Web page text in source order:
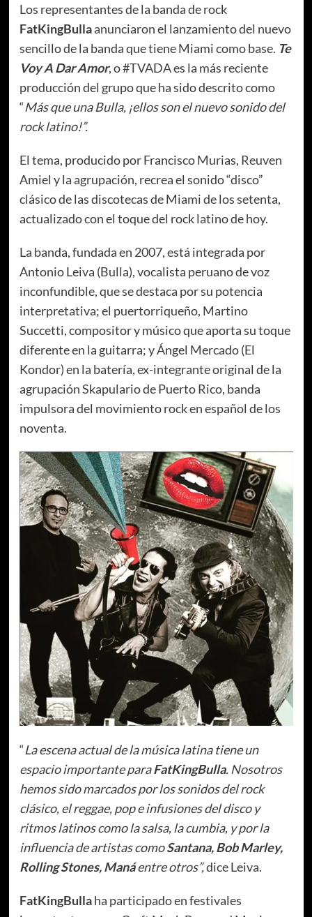
Los representantes de la banda de rock
FatKingBullaanunciaron el lanzamiento del nuevo
sencillo de la banda que tiene Miami como base. Te
Voy A Dar Amor, o #TVADA es la más reciente
producción del grupo que ha sido descrito como
“Más que una Bulla, ¡ellos son el nuevo sonido del
rock latino!”.
El tema, producido por Francisco Murias, Reuven
Amiel y la agrupación, recrea el sonido “disco”
clásico de las discotecas de Miami de los setenta,
actualizado con el toque del rock latino de hoy.
La banda, fundada en 2007, está integrada por
Antonio Leiva (Bulla), vocalista peruano de voz
inconfundible, que se destaca por su potencia
interpretativa; el puertorriqueño, Martino
Succetti, compositor y músico que aporta su toque
diferente en la guitarra; y Ángel Mercado (El
Kondor) en la batería, ex-integrante original de la
agrupación Skapulario de Puerto Rico, banda
impulsora del movimiento rock en español de los
noventa.
“La escena actual de la música latina tiene un
espacio importante paraFatKingBulla. Nosotros
hemos sido marcados por los sonidos del rock
clásico, el reggae, pop e infusiones del disco y
ritmos latinos como la salsa, la cumbia, y por la
influencia de artistas comoSantana, Bob Marley,
Rolling Stones, Manáentre otros”,dice Leiva.
FatKingBullaha participado en festivales